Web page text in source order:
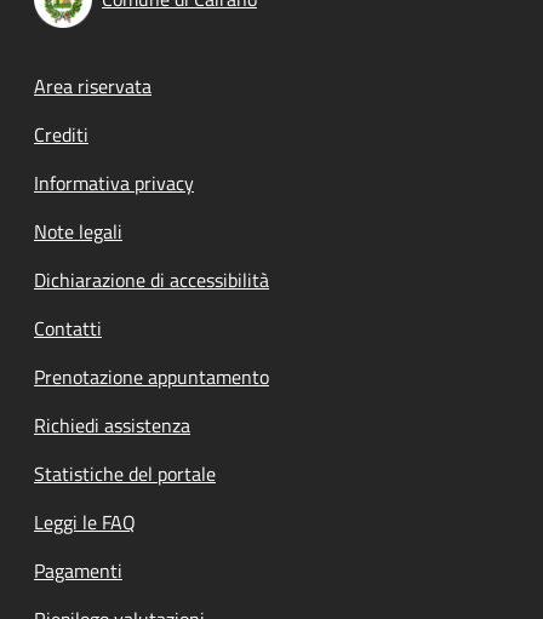
Footer menu
Area riservata
Crediti
Informativa privacy
Note legali
Dichiarazione di accessibilità
Contatti
Prenotazione appuntamento
Richiedi assistenza
Statistiche del portale
Leggi le FAQ
Pagamenti